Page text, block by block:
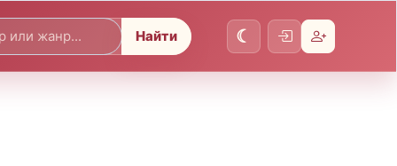
Найти